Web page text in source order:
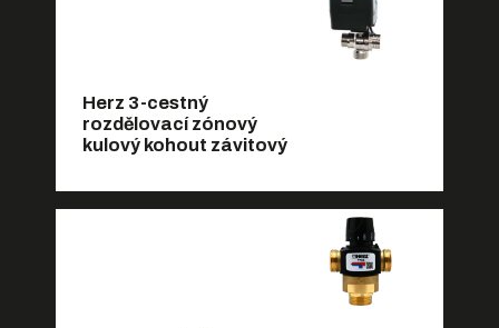
Herz 3-cestný
rozdělovací zónový
kulový kohout závitový